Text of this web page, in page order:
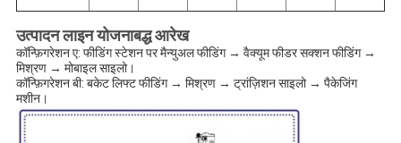
उत्पादन लाइन योजनाबद्ध आरेख
कॉन्फ़िगरेशन ए: फीडिंग स्टेशन पर मैन्युअल फीडिंग → वैक्यूम फीडर सक्शन फीडिंग →
मिश्रण → मोबाइल साइलो।
कॉन्फ़िगरेशन बी: बकेट लिफ्ट फीडिंग → मिश्रण → ट्रांज़िशन साइलो → पैकेजिंग
मशीन।